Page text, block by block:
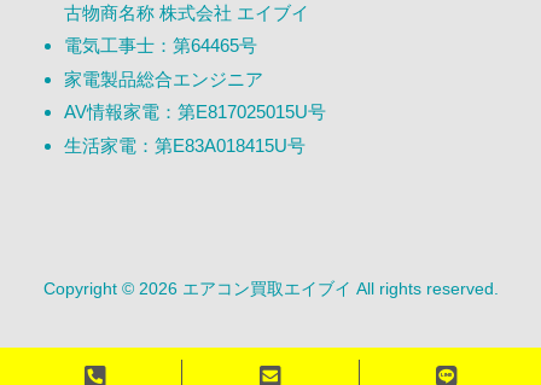
古物商名称 株式会社 エイブイ
電気工事士：第64465号
家電製品総合エンジニア
AV情報家電：第E817025015U号
生活家電：第E83A018415U号
Copyright © 2026 エアコン買取エイブイ All rights reserved.